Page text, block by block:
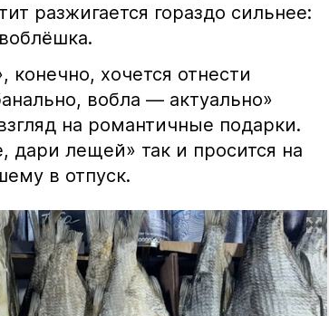
разжигается гораздо сильнее:
хочется отнести
вобла — актуально»
на романтичные подарки.
дари лещей» так и просится на
в отпуск.